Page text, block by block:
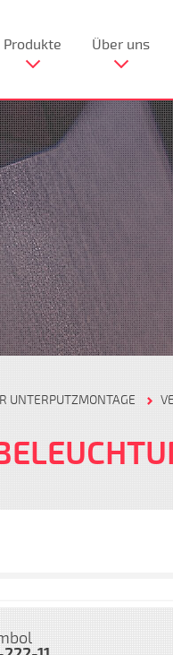
Produkte Über uns
UNTERPUTZMONTAGE